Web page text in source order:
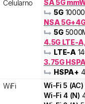
Celularno
SA 5G
5G 10000
NSA
5G 5000
4.5G LTE-
LTE-A
3.75G
HSPA+
WiFi
Wi-Fi5 (AC)
Wi-Fi 4 (N)